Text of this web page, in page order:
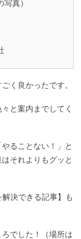
写真）
ごく良かったです。
と案内までしてく
ることない！」と
それよりもグッと
解決できる記事】も
でした！（場所は